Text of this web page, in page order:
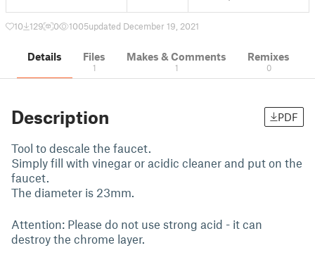
10 129 0 1005updated December 19, 2021
Details Files
1
Makes & Comments
1
Remixes
0
Description PDF
Tool to descale the faucet.
Simply fill with vinegar or acidic cleaner and put on the
faucet.
The diameter is 23mm.
Attention: Please do not use strong acid - it can
destroy the chrome layer.